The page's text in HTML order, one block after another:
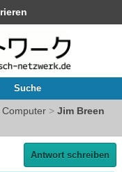
Suche
> Jim Breen
Antwort schreiben